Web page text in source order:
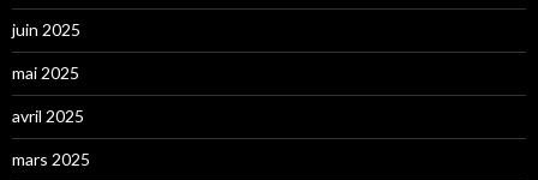
juin 2025
mai 2025
avril 2025
mars 2025